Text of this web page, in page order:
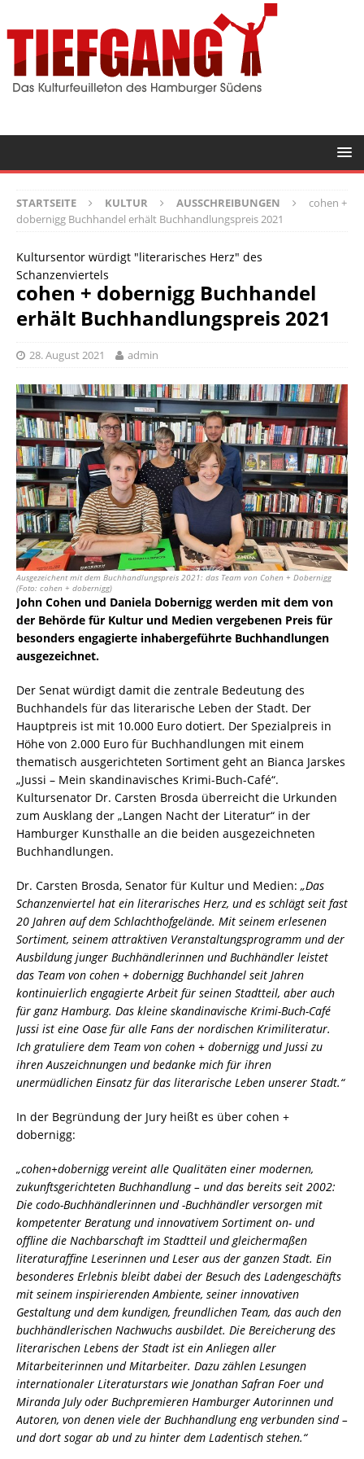
STARTSEITE KULTUR AUSSCHREIBUNGEN
cohen +
dobernigg Buchhandel erhält Buchhandlungspreis 2021
Kultursentor würdigt "literarisches Herz" des
Schanzenviertels
cohen + dobernigg Buchhandel
erhält Buchhandlungspreis 2021
28. August 2021 admin
Ausgezeichent mit dem Buchhandlungspreis 2021: das Team von Cohen + Dobernigg
(Foto: cohen + dobernigg)
John Cohen und Daniela Dobernigg werden mit dem von
der Behörde für Kultur und Medien vergebenen Preis für
besonders engagierte inhabergeführte Buchhandlungen
ausgezeichnet.
Der Senat würdigt damit die zentrale Bedeutung des
Buchhandels für das literarische Leben der Stadt. Der
Hauptpreis ist mit 10.000 Euro dotiert. Der Spezialpreis in
Höhe von 2.000 Euro für Buchhandlungen mit einem
thematisch ausgerichteten Sortiment geht an Bianca Jarskes
„Jussi – Mein skandinavisches Krimi-Buch-Café“.
Kultursenator Dr. Carsten Brosda überreicht die Urkunden
zum Ausklang der „Langen Nacht der Literatur“ in der
Hamburger Kunsthalle an die beiden ausgezeichneten
Buchhandlungen.
Dr. Carsten Brosda, Senator für Kultur und Medien: „Das
Schanzenviertel hat ein literarisches Herz, und es schlägt seit fast
20 Jahren auf dem Schlachthofgelände. Mit seinem erlesenen
Sortiment, seinem attraktiven Veranstaltungsprogramm und der
Ausbildung junger Buchhändlerinnen und Buchhändler leistet
das Team von cohen + dobernigg Buchhandel seit Jahren
kontinuierlich engagierte Arbeit für seinen Stadtteil, aber auch
für ganz Hamburg. Das kleine skandinavische Krimi-Buch-Café
Jussi ist eine Oase für alle Fans der nordischen Krimiliteratur.
Ich gratuliere dem Team von cohen + dobernigg und Jussi zu
ihren Auszeichnungen und bedanke mich für ihren
unermüdlichen Einsatz für das literarische Leben unserer Stadt.“
In der Begründung der Jury heißt es über cohen +
dobernigg:
„cohen+dobernigg vereint alle Qualitäten einer modernen,
zukunftsgerichteten Buchhandlung – und das bereits seit 2002:
Die codo-Buchhändlerinnen und -Buchhändler versorgen mit
kompetenter Beratung und innovativem Sortiment on- und
offline die Nachbarschaft im Stadtteil und gleichermaßen
literaturaffine Leserinnen und Leser aus der ganzen Stadt. Ein
besonderes Erlebnis bleibt dabei der Besuch des Ladengeschäfts
mit seinem inspirierenden Ambiente, seiner innovativen
Gestaltung und dem kundigen, freundlichen Team, das auch den
buchhändlerischen Nachwuchs ausbildet. Die Bereicherung des
literarischen Lebens der Stadt ist ein Anliegen aller
Mitarbeiterinnen und Mitarbeiter. Dazu zählen Lesungen
internationaler Literaturstars wie Jonathan Safran Foer und
Miranda July oder Buchpremieren Hamburger Autorinnen und
Autoren, von denen viele der Buchhandlung eng verbunden sind –
und dort sogar ab und zu hinter dem Ladentisch stehen.“